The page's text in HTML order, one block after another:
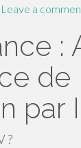
Leave a
:
de
par
?